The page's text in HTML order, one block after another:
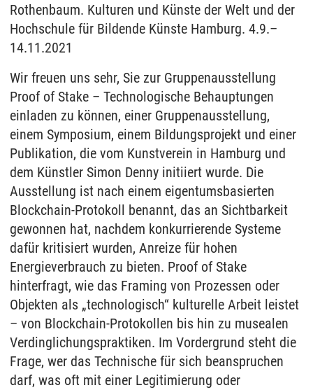
Rothenbaum. Kulturen und Künste der Welt und der
Hochschule für Bildende Künste Hamburg. 4.9.–
14.11.2021
Wir freuen uns sehr, Sie zur Gruppenausstellung
Proof of Stake – Technologische Behauptungen
einladen zu können, einer Gruppenausstellung,
einem Symposium, einem Bildungsprojekt und einer
Publikation, die vom Kunstverein in Hamburg und
dem Künstler Simon Denny initiiert wurde. Die
Ausstellung ist nach einem eigentumsbasierten
Blockchain-Protokoll benannt, das an Sichtbarkeit
gewonnen hat, nachdem konkurrierende Systeme
dafür kritisiert wurden, Anreize für hohen
Energieverbrauch zu bieten. Proof of Stake
hinterfragt, wie das Framing von Prozessen oder
Objekten als „technologisch“ kulturelle Arbeit leistet
– von Blockchain-Protokollen bis hin zu musealen
Verdinglichungspraktiken. Im Vordergrund steht die
Frage, wer das Technische für sich beanspruchen
darf, was oft mit einer Legitimierung oder